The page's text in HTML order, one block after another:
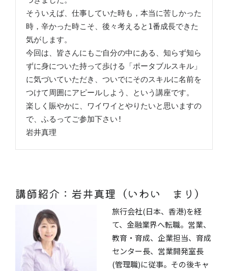
そういえば、仕事していた時も，本当に苦しかった
時，辛かった時こそ、後々考えると1番成長できた
気がします。
今回は、皆さんにもご自分の中にある、知らず知ら
ずに身についた持って歩ける「ポータブルスキル」
に気づいていただき、ついでにそのスキルに名前を
つけて周囲にアピールしよう、という講座です。
楽しく賑やかに、ワイワイとやりたいと思いますの
岩井真理
講師紹介：岩井真理（いわい まり）
旅行会社(日本、香港)を経
て、金融業界へ転職。営業、
教育・育成、企業担当、育成
センター長、営業開発室長
(管理職)に従事。その後キャ